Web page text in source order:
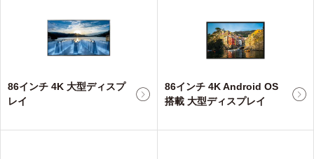
86インチ 4K 大型ディスプ
レイ
86インチ 4K Android OS
搭載 大型ディスプレイ